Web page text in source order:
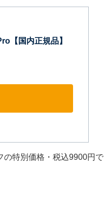
【国内正規品】
の特別価格・税込9900円で